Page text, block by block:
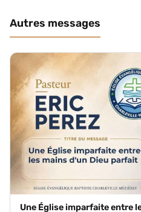
Autres messages
Une Église imparfaite entre